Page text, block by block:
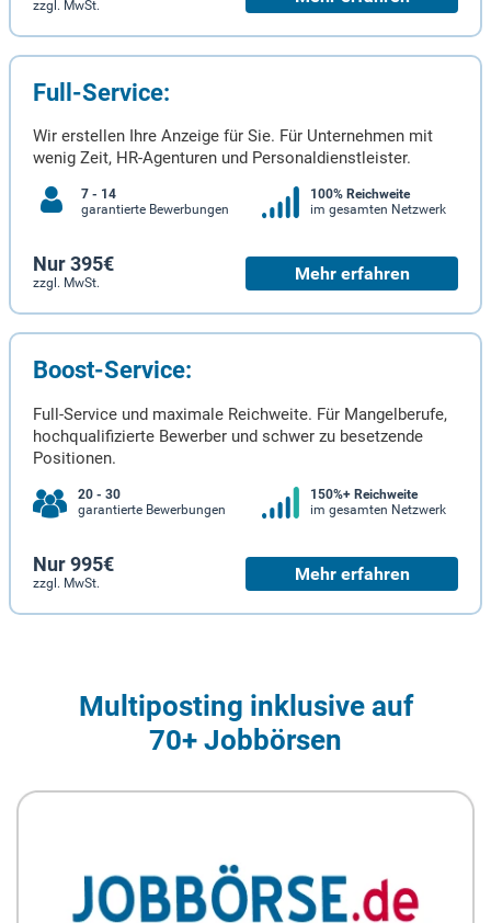
zzgl. MwSt.
Full-Service:
Wir erstellen Ihre Anzeige für Sie. Für Unternehmen mit
wenig Zeit, HR-Agenturen und Personaldienstleister.
7 - 14
garantierte Bewerbungen
100% Reichweite
im gesamten Netzwerk
Nur 395€
zzgl. MwSt. Mehr erfahren
Boost-Service:
Full-Service und maximale Reichweite. Für Mangelberufe,
hochqualifizierte Bewerber und schwer zu besetzende
Positionen.
20 - 30
garantierte Bewerbungen
150%+ Reichweite
im gesamten Netzwerk
Nur 995€
zzgl. MwSt. Mehr erfahren
Multiposting inklusive auf
70+ Jobbörsen